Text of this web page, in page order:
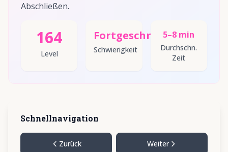
Abschließen.
164
Level
Fortgeschritten
Schwierigkeit
5–8 min
Durchschn.
Zeit
Schnellnavigation
Zurück Weiter